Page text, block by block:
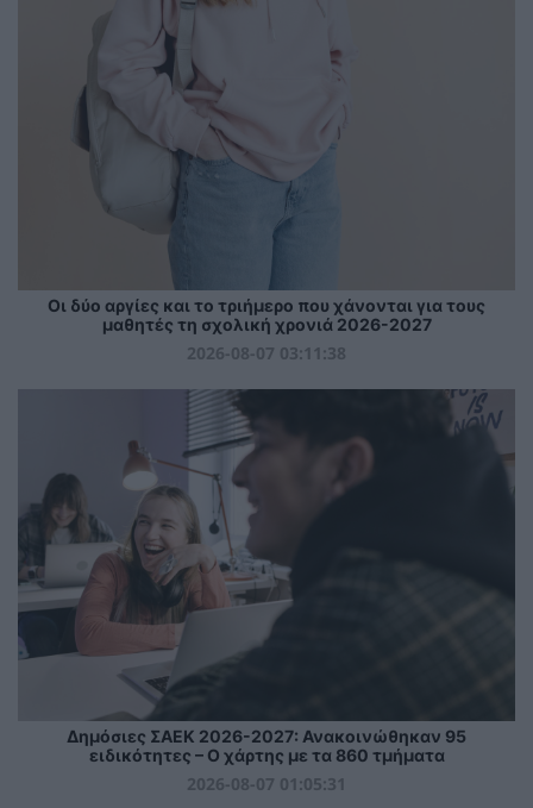
Οι δύο αργίες και το τριήμερο που χάνονται για τους
μαθητές τη σχολική χρονιά 2026-2027
2026-08-07 03:11:38
Δημόσιες ΣΑΕΚ 2026-2027: Ανακοινώθηκαν 95
ειδικότητες – Ο χάρτης με τα 860 τμήματα
2026-08-07 01:05:31